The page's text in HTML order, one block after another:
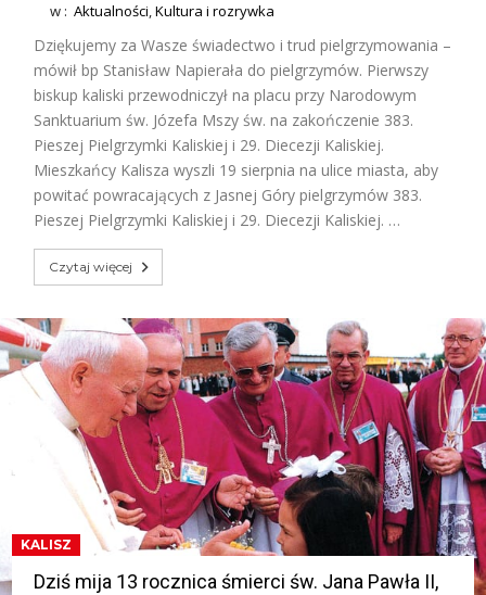
w :Aktualności,Kultura i rozrywka
Dziękujemy za Wasze świadectwo i trud pielgrzymowania –
mówił bp Stanisław Napierała do pielgrzymów. Pierwszy
biskup kaliski przewodniczył na placu przy Narodowym
Sanktuarium św. Józefa Mszy św. na zakończenie 383.
Pieszej Pielgrzymki Kaliskiej i 29. Diecezji Kaliskiej.
Mieszkańcy Kalisza wyszli 19 sierpnia na ulice miasta, aby
powitać powracających z Jasnej Góry pielgrzymów 383.
Pieszej Pielgrzymki Kaliskiej i 29. Diecezji Kaliskiej. …
Czytaj więcej
KALISZ
Dziś mija 13 rocznica śmierci św. Jana Pawła II,